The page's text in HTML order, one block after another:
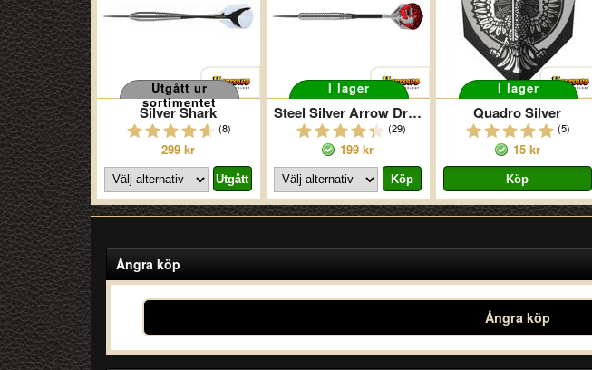
Utgått ur
sortimentet
Silver Shark
(8)
299 kr
I lager
Steel Silver Arrow Dragon
(29)
199 kr
I lager
Quadro Silver
(5)
15 kr
Ångra köp
Ångra köp